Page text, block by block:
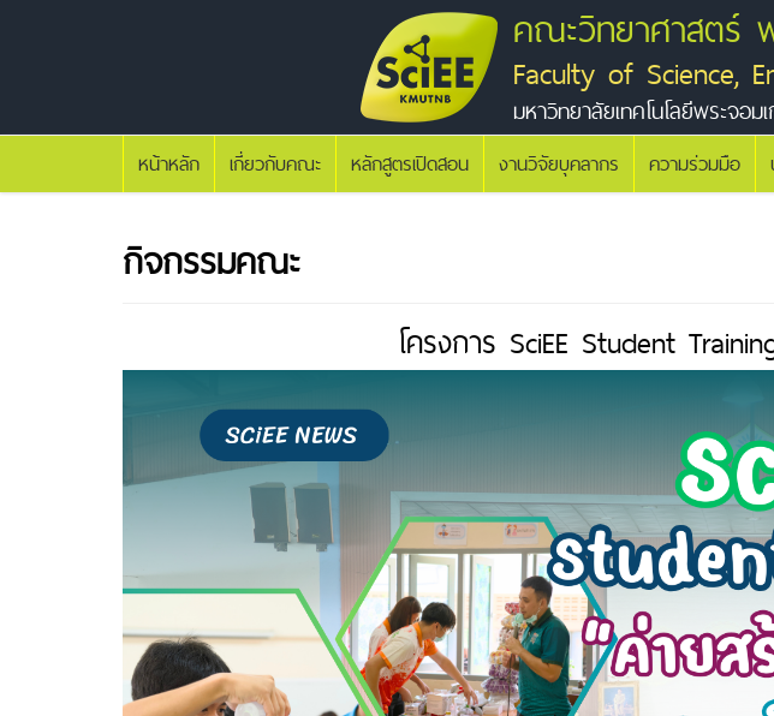
คณะวิทยาศาสตร์
Faculty of Science,
มหาวิทยาลัยเทคโนโลยีพระจอ
หน้าหลัก เกี่ยวกับคณะ หลักสูตรเปิดสอน งานวิจัยบุคลากร ความร่วมมือ
กิจกรรมคณะ
โครงการ SciEE Student